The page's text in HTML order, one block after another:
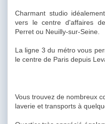
Charmant studio
vers le centre d'affaires
Perret ou Neuilly-sur-Seine.
La ligne 3 du métro vous
le centre de Paris depuis
Vous trouvez de nombreux
laverie et transports à